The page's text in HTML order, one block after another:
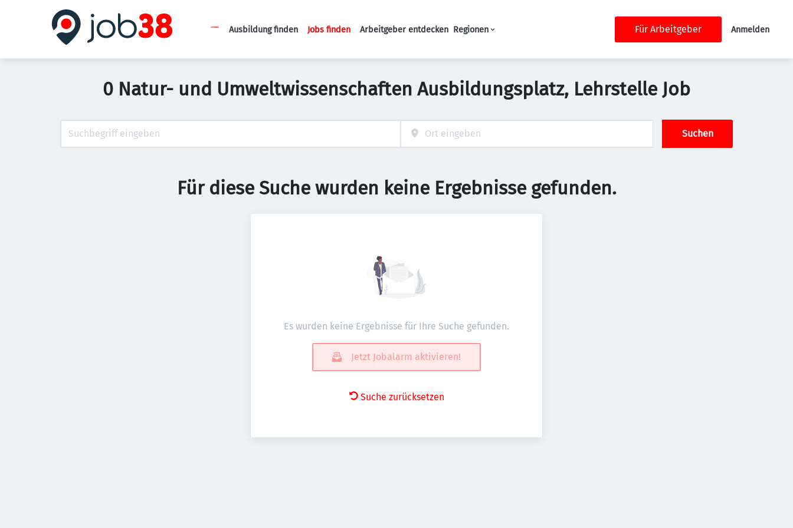
Haupt-Navigation
Ausbildung finden Jobs finden Arbeitgeber entdecken Regionen Für Arbeitgeber Anmelden
0 Natur- und Umweltwissenschaften Ausbildungsplatz, Lehrstelle Job
Suchen
Für diese Suche wurden keine Ergebnisse gefunden.
Es wurden keine Ergebnisse für Ihre Suche gefunden.
Jetzt Jobalarm aktivieren!
Suche zurücksetzen